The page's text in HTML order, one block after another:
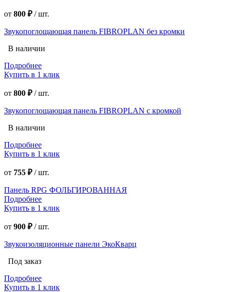
от 800 ₽/шт.
Звукопоглощающая панель FIBROPLAN без кромки
В наличии
Подробнее
Купить в 1 клик
от 800 ₽/шт.
Звукопоглощающая панель FIBROPLAN с кромкой
В наличии
Подробнее
Купить в 1 клик
от 755 ₽/шт.
Панель RPG ФОЛЬГИРОВАННАЯ
Подробнее
Купить в 1 клик
от 900 ₽/шт.
Звукоизоляционные панели ЭкоКварц
Под заказ
Подробнее
Купить в 1 клик